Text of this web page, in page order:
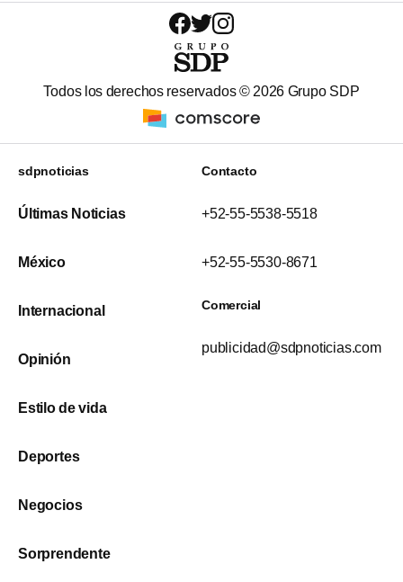
Todos los derechos reservados © 2026 Grupo SDP
sdpnoticias
Últimas Noticias
México
Internacional
Opinión
Estilo de vida
Deportes
Negocios
Sorprendente
Contacto
+52-55-5538-5518
+52-55-5530-8671
Comercial
publicidad@sdpnoticias.com